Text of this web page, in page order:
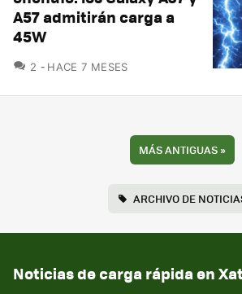
A57 admitirán carga a
45W
2 COMENTARIOS
HACE 7 MESES
MÁS ANTIGUAS»
ARCHIVO DE
Noticias de carga rápida en